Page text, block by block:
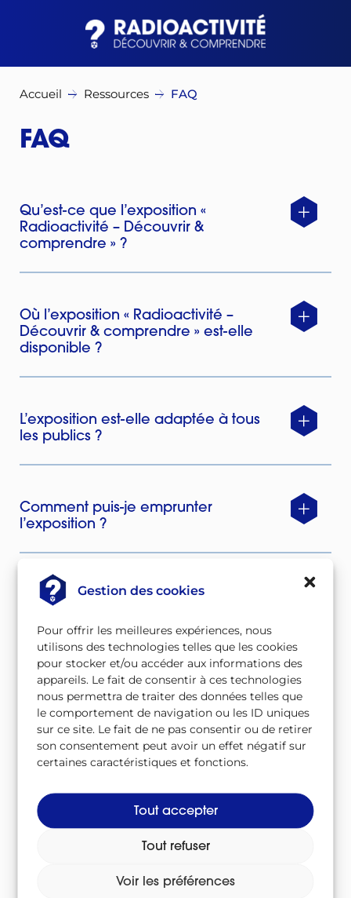
Gestion des cookies
Pour offrir les meilleures expériences, nous
utilisons des technologies telles que les cookies
pour stocker et/ou accéder aux informations des
appareils. Le fait de consentir à ces technologies
nous permettra de traiter des données telles que
le comportement de navigation ou les ID uniques
sur ce site. Le fait de ne pas consentir ou de retirer
son consentement peut avoir un effet négatif sur
certaines caractéristiques et fonctions.
Tout accepter
Tout refuser
Voir les préférences
Accueil Ressources FAQ
FAQ
Qu’est-ce que l’exposition «
Radioactivité – Découvrir &
comprendre » ?
Où l’exposition « Radioactivité –
Découvrir & comprendre » est-elle
disponible ?
L’exposition est-elle adaptée à tous
les publics ?
Comment puis-je emprunter
l’exposition ?
Où puis-je trouver plus d’informations
Comment puis-je contacter l’équipe
pour des questions supplémentaires